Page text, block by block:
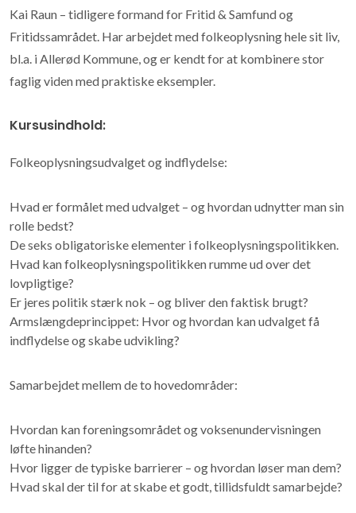
Kai Raun – tidligere formand for Fritid & Samfund og
Fritidssamrådet. Har arbejdet med folkeoplysning hele sit liv,
bl.a. i Allerød Kommune, og er kendt for at kombinere stor
faglig viden med praktiske eksempler.
Kursusindhold:
Folkeoplysningsudvalget og indflydelse:
Hvad er formålet med udvalget – og hvordan udnytter man sin
rolle bedst?
De seks obligatoriske elementer i folkeoplysningspolitikken.
Hvad kan folkeoplysningspolitikken rumme ud over det
lovpligtige?
Er jeres politik stærk nok – og bliver den faktisk brugt?
Armslængdeprincippet: Hvor og hvordan kan udvalget få
indflydelse og skabe udvikling?
Samarbejdet mellem de to hovedområder:
Hvordan kan foreningsområdet og voksenundervisningen
løfte hinanden?
Hvor ligger de typiske barrierer – og hvordan løser man dem?
Hvad skal der til for at skabe et godt, tillidsfuldt samarbejde?